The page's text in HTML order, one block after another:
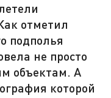
отметил
подполья
не просто
объектам. А
которой